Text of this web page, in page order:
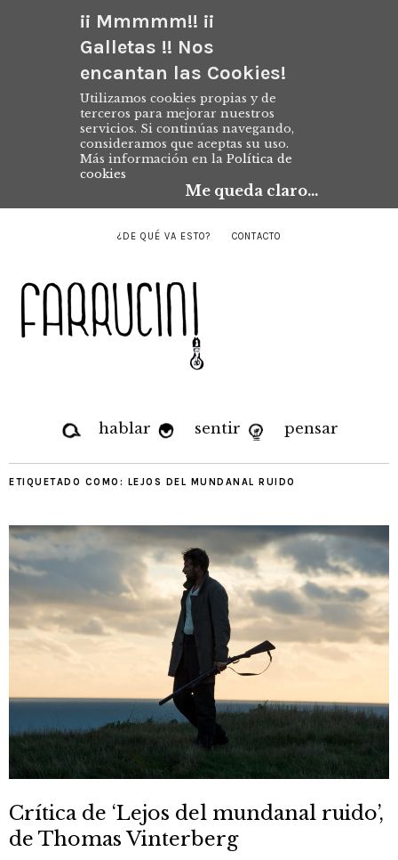
¡¡ Mmmmm!! ¡¡
Galletas !! Nos
encantan las Cookies!
Utilizamos cookies propias y de
terceros para mejorar nuestros
servicios. Si continúas navegando,
consideramos que aceptas su uso.
Más información en la Política de
cookies
Me queda claro...
¿DE QUÉ VA ESTO? CONTACTO
hablar sentir pensar
ETIQUETADO COMO: LEJOS DEL MUNDANAL RUIDO
Crítica de ‘Lejos del mundanal ruido’,
de Thomas Vinterberg